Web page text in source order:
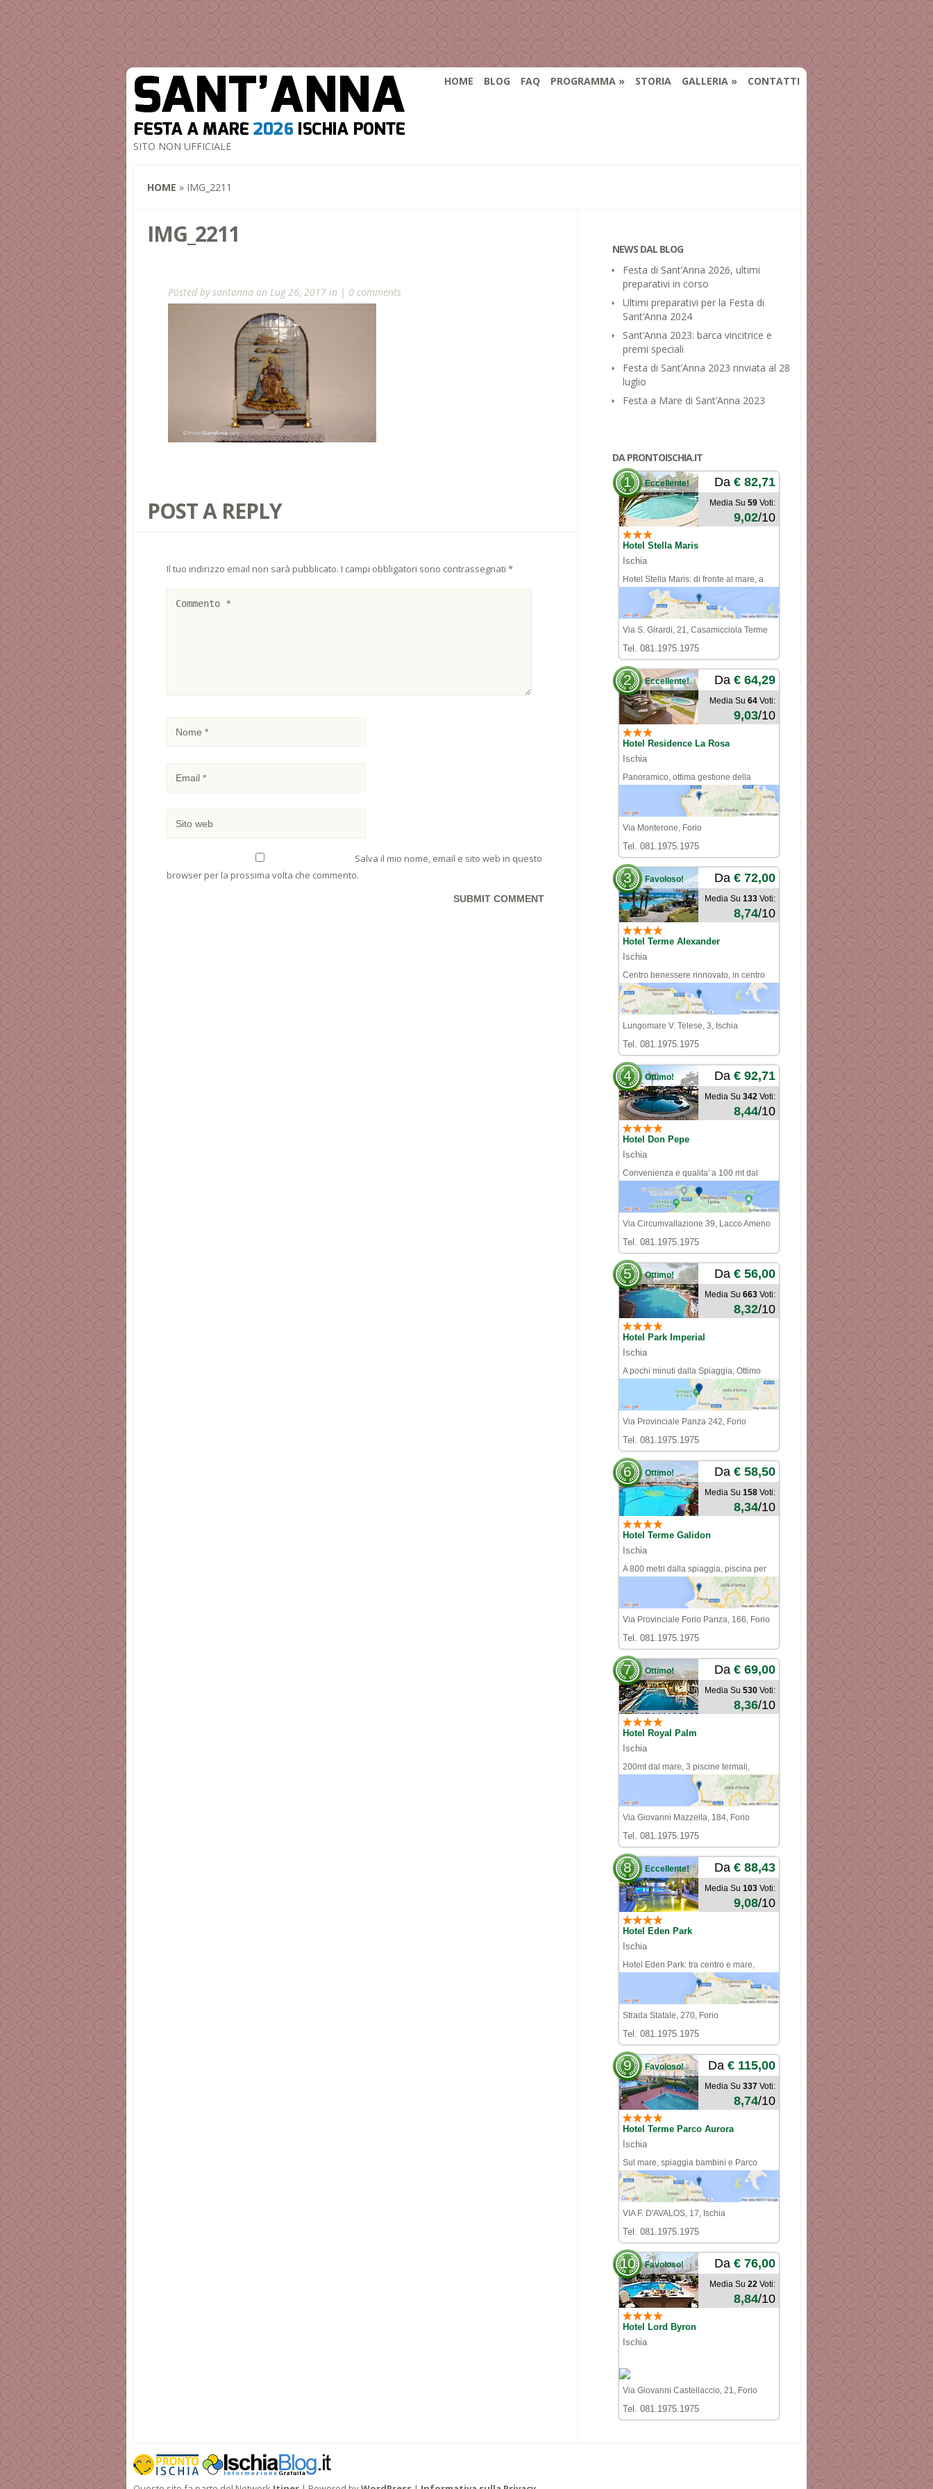
SITO NON UFFICIALE
HOME BLOG FAQ PROGRAMMA STORIA GALLERIA CONTATTI
HOME » IMG_2211
IMG_2211
Posted bysantanna on Lug 26, 2017 in | 0 comments
POST A REPLY
Il tuo indirizzo email non sarà pubblicato. I campi obbligatori sono contrassegnati *
Salva il mio nome, email e sito web in questo
browser per la prossima volta che commento.
NEWS DAL BLOG
Festa di Sant’Anna 2026, ultimi
preparativi in corso
Ultimi preparativi per la Festa di
Sant’Anna 2024
Sant’Anna 2023: barca vincitrice e
premi speciali
Festa di Sant’Anna 2023 rinviata al 28
luglio
Festa a Mare di Sant’Anna 2023
DA PRONTOISCHIA.IT
Eccellente!
1 Da € 82,71
Media Su 59 Voti:
9,02/10
Hotel Stella Maris
Ischia
Hotel Stella Maris: di fronte al mare, a
pochi passi dal centro
Via S. Girardi, 21, Casamicciola Terme
Tel. 081.1975.1975
Eccellente!
2 Da € 64,29
Media Su 64 Voti:
9,03/10
Hotel Residence La Rosa
Ischia
Panoramico, ottima gestione della
clientela, servizio navetta puntuale,
gestori e camerieri molto cordiali
Via Monterone, Forio
Tel. 081.1975.1975
Favoloso!
3 Da € 72,00
Media Su 133 Voti:
8,74/10
Hotel Terme Alexander
Ischia
Centro benessere rinnovato, in centro
fronte mare
Lungomare V. Telese, 3, Ischia
Tel. 081.1975.1975
Ottimo!
4 Da € 92,71
Media Su 342 Voti:
8,44/10
Hotel Don Pepe
Ischia
Convenienza e qualita' a 100 mt dal
centro e dal mare
Via Circumvallazione 39, Lacco Ameno
Tel. 081.1975.1975
Ottimo!
5 Da € 56,00
Media Su 663 Voti:
8,32/10
Hotel Park Imperial
Ischia
A pochi minuti dalla Spiaggia, Ottimo
Via Provinciale Panza 242, Forio
Tel. 081.1975.1975
Ottimo!
6 Da € 58,50
Media Su 158 Voti:
8,34/10
Hotel Terme Galidon
Ischia
A 800 metri dalla spiaggia, piscina per
Via Provinciale Forio Panza, 166, Forio
Tel. 081.1975.1975
Ottimo!
7 Da € 69,00
Media Su 530 Voti:
8,36/10
Hotel Royal Palm
Ischia
200mt dal mare, 3 piscine termali,
Via Giovanni Mazzella, 184, Forio
Tel. 081.1975.1975
Eccellente!
8 Da € 88,43
Media Su 103 Voti:
9,08/10
Hotel Eden Park
Ischia
Hotel Eden Park: tra centro e mare,
comodo e funzionale!
Strada Statale, 270, Forio
Tel. 081.1975.1975
Favoloso!
9 Da € 115,00
Media Su 337 Voti:
8,74/10
Hotel Terme Parco Aurora
Ischia
Sul mare, spiaggia bambini e Parco
Termale gratis
VIA F. D'AVALOS, 17, Ischia
Tel. 081.1975.1975
Favoloso!
10 Da € 76,00
Media Su 22 Voti:
8,84/10
Hotel Lord Byron
Ischia
Via Giovanni Castellaccio, 21, Forio
Tel. 081.1975.1975